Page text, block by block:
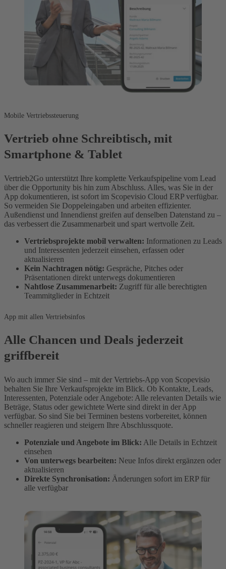
Mobile Vertriebssteuerung
Vertrieb ohne Schreibtisch, mit
Smartphone & Tablet
Vertrieb2Go unterstützt Ihre komplette Verkaufspipeline vom Lead
über die Opportunity bis hin zum Abschluss. Alles, was Sie in der
App dokumentieren, ist sofort im Scopevisio Cloud ERP verfügbar.
So vermeiden Sie Doppeleingaben und arbeiten effizienter.
Außendienst und Innendienst greifen auf denselben Datenstand zu –
das verbessert die Zusammenarbeit und spart wertvolle Zeit.
Vertriebsprojekte mobil verwalten: Informationen zu Leads
und Interessenten jederzeit einsehen, erfassen oder
aktualisieren
Kein Nachtragen nötig: Gespräche, Pitches oder
Präsentationen direkt unterwegs dokumentieren
Nahtlose Zusammenarbeit: Zugriff für alle berechtigten
Teammitglieder in Echtzeit
App mit allen Vertriebsinfos
Alle Chancen und Deals jederzeit
griffbereit
Wo auch immer Sie sind – mit der Vertriebs-App von Scopevisio
behalten Sie Ihre Verkaufsprojekte im Blick. Ob Kontakte, Leads,
Interessenten, Potenziale oder Angebote: Alle relevanten Details wie
Beträge, Status oder gewichtete Werte sind direkt in der App
verfügbar. So sind Sie bei Terminen bestens vorbereitet, können
schneller reagieren und steigern Ihre Abschlussquote.
Potenziale und Angebote im Blick: Alle Details in Echtzeit
einsehen
Von unterwegs bearbeiten: Neue Infos direkt ergänzen oder
aktualisieren
Direkte Synchronisation: Änderungen sofort im ERP für
alle verfügbar